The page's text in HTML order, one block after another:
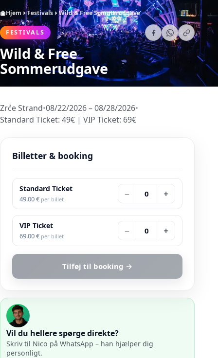
Hjem Festivals Wild & Free Sommerudgave
FESTIVALS
Wild & Free
Sommerudgave
Zrće Strand•08/22/2026 – 08/28/2026•
Standard Ticket: 49€ | VIP Ticket: 69€
Billetter & booking
Standard Ticket
49.00€ per billet − 0 +
VIP Ticket
69.00€ per billet − 0 +
Tilføj til booking →
Vil du hellere spørge direkte?
Skriv til Nico på WhatsApp – han hjælper dig
personligt.